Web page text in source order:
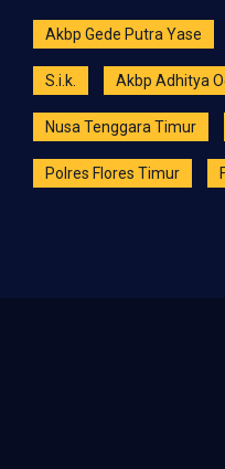
Akbp Gede Putra Yase
S.i.k. Akbp Adhitya
Nusa Tenggara Timur
Polres Flores Timur